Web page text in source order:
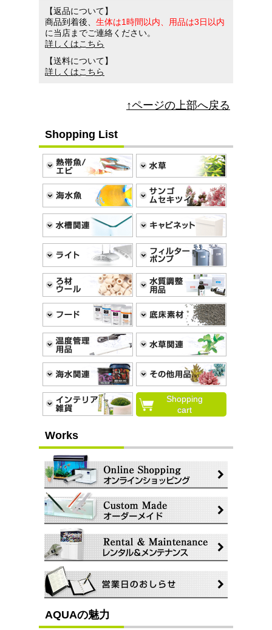
【返品について】
商品到着後、 生体は1時間以内、用品は3日以内
に当店までご連絡ください。
詳しくはこちら
【送料について】
詳しくはこちら
↑ページの上部へ戻る
Shopping List
Shopping
cart
Works
AQUAの魅力